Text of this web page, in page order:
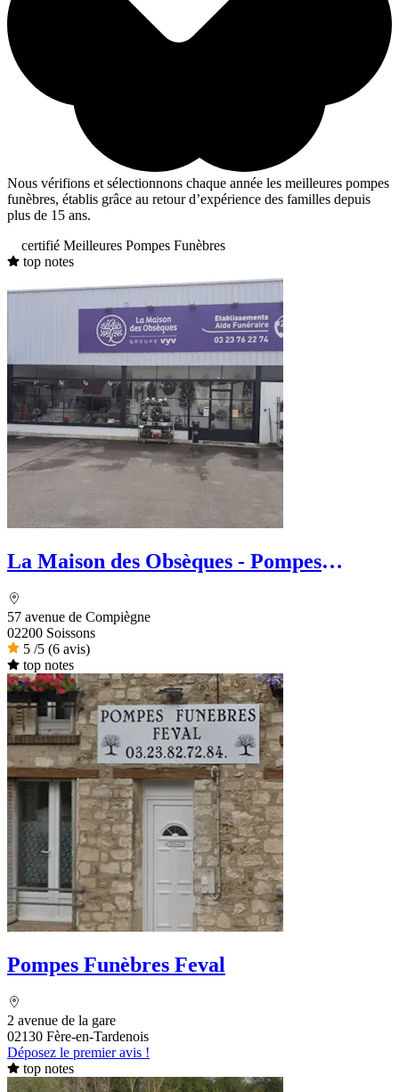
Nous vérifions et sélectionnons chaque année les meilleures pompes
funèbres, établis grâce au retour d’expérience des familles depuis
plus de 15 ans.
certifié Meilleures Pompes Funèbres
top notes
La Maison des Obsèques - Pompes
57 avenue de Compiègne
02200 Soissons
5 /5 (6 avis)
top notes
Pompes Funèbres Feval
2 avenue de la gare
02130 Fère-en-Tardenois
Déposez le premier avis !
top notes